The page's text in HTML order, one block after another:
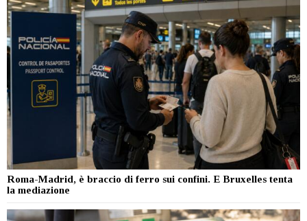
Roma-Madrid, è braccio di ferro sui confini. E Bruxelles tenta
la mediazione